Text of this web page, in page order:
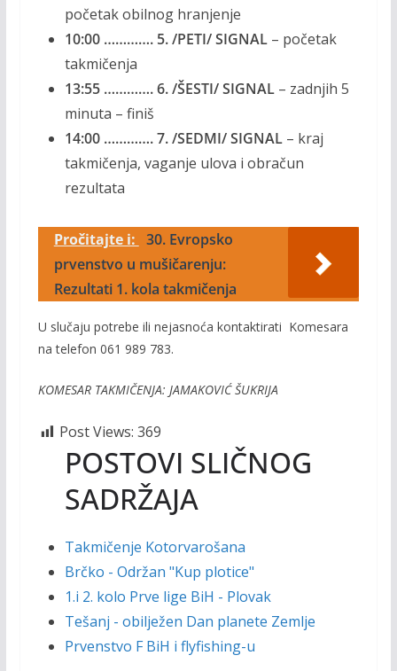
početak obilnog hranjenje
10:00 …………. 5. /PETI/ SIGNAL– početak
takmičenja
13:55 …………. 6. /ŠESTI/ SIGNAL– zadnjih 5
minuta – finiš
14:00 …………. 7. /SEDMI/ SIGNAL– kraj
takmičenja, vaganje ulova i obračun
rezultata
Pročitajte i: 30. Evropsko
prvenstvo u mušičarenju:
Rezultati 1. kola takmičenja
U slučaju potrebe ili nejasnoća kontaktirati Komesara
na telefon 061 989 783.
KOMESAR TAKMIČENJA: JAMAKOVIĆ ŠUKRIJA
Post Views: 369
POSTOVI SLIČNOG
SADRŽAJA
Takmičenje Kotorvarošana
Brčko - Održan "Kup plotice"
1.i 2. kolo Prve lige BiH - Plovak
Tešanj - obilježen Dan planete Zemlje
Prvenstvo F BiH i flyfishing-u